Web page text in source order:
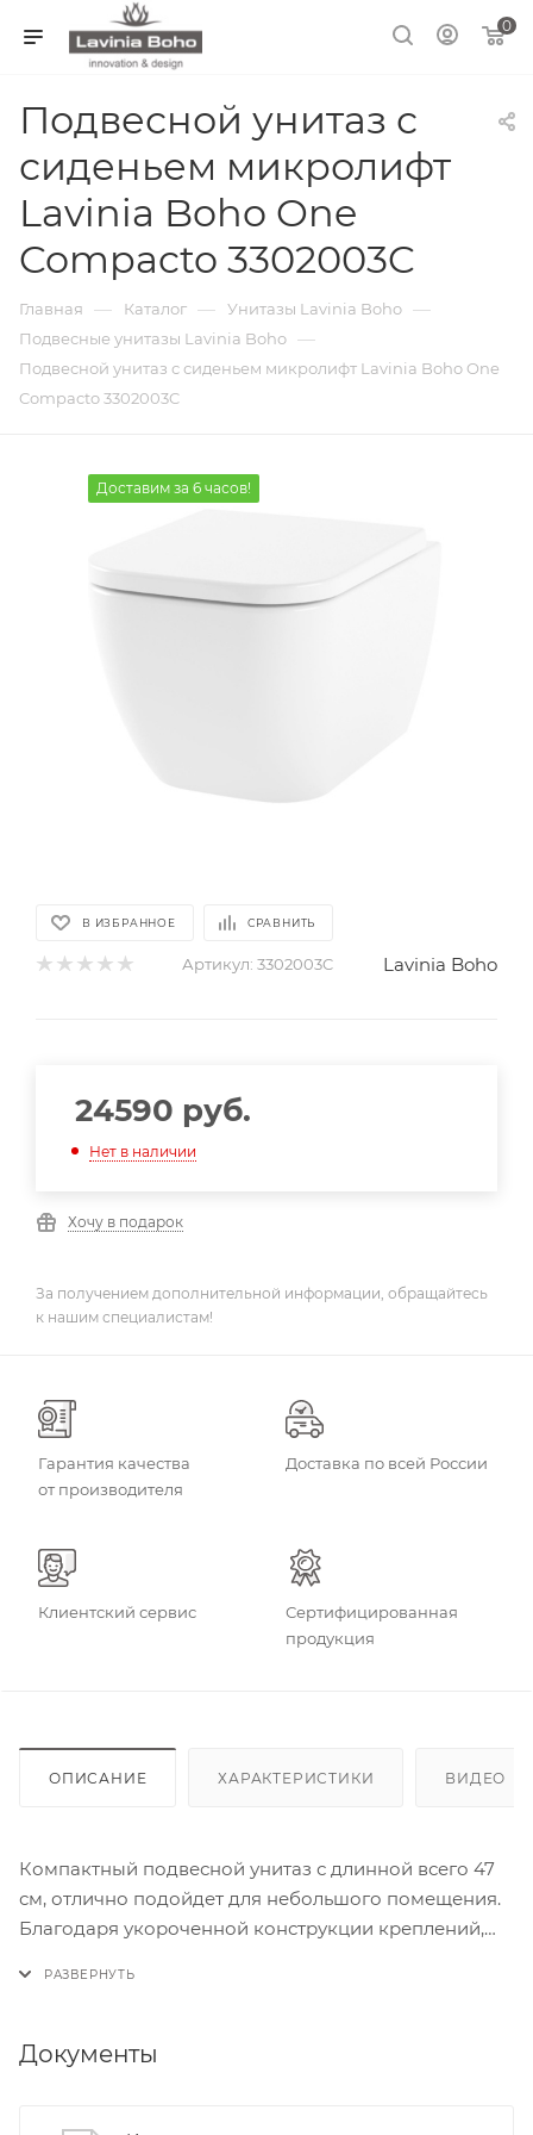
0
Подвесной унитаз с
сиденьем микролифт
Lavinia Boho One
Compacto 3302003C
Главная — Каталог — Унитазы Lavinia Boho —
Подвесные унитазы Lavinia Boho —
Подвесной унитаз с сиденьем микролифт Lavinia Boho One
Compacto 3302003C
Доставим за 6 часов!
В ИЗБРАННОЕ СРАВНИТЬ
Артикул: 3302003C Lavinia Boho
24590 руб.
Нет в наличии
Хочу в подарок
За получением дополнительной информации, обращайтесь
к нашим специалистам!
Гарантия качества
от производителя
Доставка по всей России
Клиентский сервис
Сертифицированная
продукция
ОПИСАНИЕ ХАРАКТЕРИСТИКИ ВИДЕО
Компактный подвесной унитаз с длинной всего 47
см, отлично подойдет для небольшого помещения.
Благодаря укороченной конструкции креплений,
Беспористую фарфоровую поверхность керамики
Документы